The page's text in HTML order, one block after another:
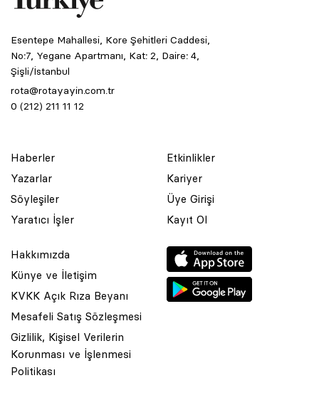
Esentepe Mahallesi, Kore Şehitleri Caddesi,
No:7, Yegane Apartmanı, Kat: 2, Daire: 4,
Şişli/İstanbul
rota@rotayayin.com.tr
0 (212) 211 11 12
Haberler
Yazarlar
Söyleşiler
Yaratıcı İşler
Etkinlikler
Kariyer
Üye Girişi
Kayıt Ol
Hakkımızda
Künye ve İletişim
KVKK Açık Rıza Beyanı
Mesafeli Satış Sözleşmesi
Gizlilik, Kişisel Verilerin
Korunması ve İşlenmesi
Politikası
© 2001 Rota Yayın Yapım Tanıtım Tic. Ltd. Şti. Bu Sitede Bulunan